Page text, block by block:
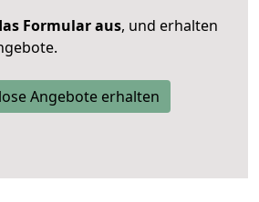
Formular aus, und erhalten
Angebote erhalten